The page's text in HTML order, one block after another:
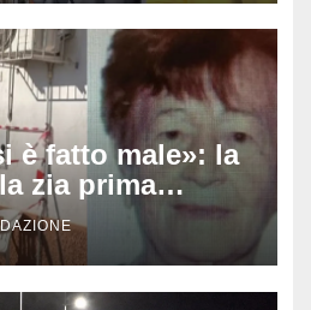
è fatto male»: la
zia prima
il 25enne
la nonna ad